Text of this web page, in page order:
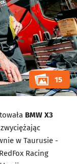
15
BMW X3
w Taurusie -
Racing